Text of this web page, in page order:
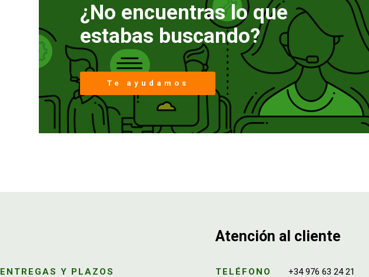
¿No encuentras lo que
estabas buscando?
Te ayudamos
ENTREGAS Y PLAZOS
Atención al cliente
TELÉFONO +34 976 63 24 21